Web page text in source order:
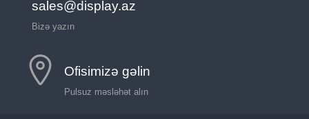
sales@display.az
Bizə yazın
Ofisimizə gəlin
Pulsuz məsləhət alın